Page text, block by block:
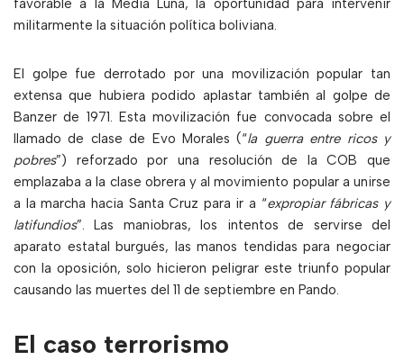
favorable a la Media Luna, la oportunidad para intervenir
militarmente la situación política boliviana.
El golpe fue derrotado por una movilización popular tan
extensa que hubiera podido aplastar también al golpe de
Banzer de 1971. Esta movilización fue convocada sobre el
llamado de clase de Evo Morales (“la guerra entre ricos y
pobres”) reforzado por una resolución de la COB que
emplazaba a la clase obrera y al movimiento popular a unirse
a la marcha hacia Santa Cruz para ir a “expropiar fábricas y
latifundios”. Las maniobras, los intentos de servirse del
aparato estatal burgués, las manos tendidas para negociar
con la oposición, solo hicieron peligrar este triunfo popular
causando las muertes del 11 de septiembre en Pando.
El caso terrorismo